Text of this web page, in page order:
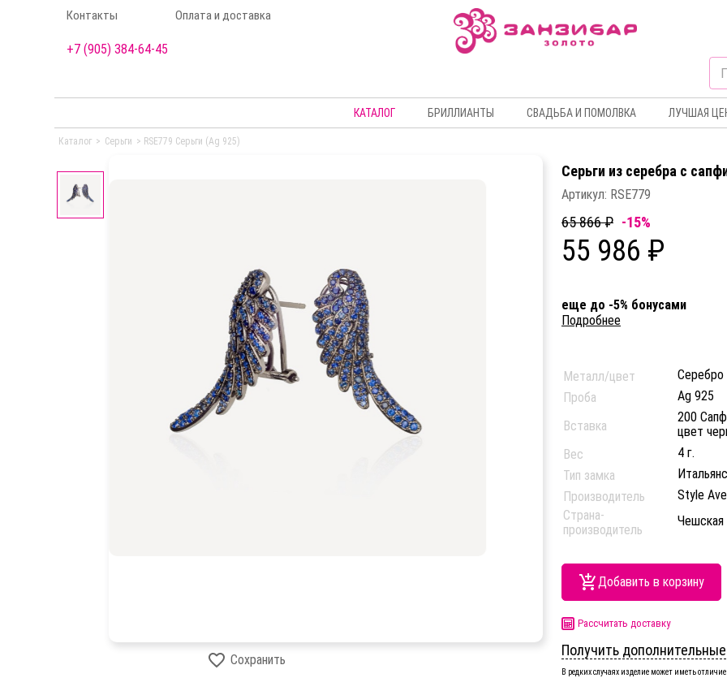
Контакты Оплата и доставка
+7 (905) 384-64-45
КАТАЛОГ БРИЛЛИАНТЫ СВАДЬБА И ПОМОЛВКА ЛУЧШАЯ
Каталог > Серьги > RSE779 Серьги (Ag 925)
Сохранить
Серьги из серебра c
Артикул: RSE779
65 866 ₽ -15%
55 986 ₽
еще до -5% бонусами
Подробнее
Металл/цвет
Серебро
Проба
Ag 925
Вставка
200
цвет
Вес
4 г.
Тип замка
Производитель
Style
Страна-
производитель
Чешская
Добавить в корзину
Рассчитать доставку
Получить
В редких случаях изделие может иметь